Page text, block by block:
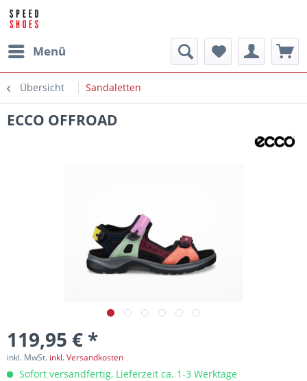
Menü
Übersicht Sandaletten
ECCO OFFROAD
119,95 € *
inkl. MwSt. inkl. Versandkosten
Sofort versandfertig, Lieferzeit ca. 1-3 Werktage